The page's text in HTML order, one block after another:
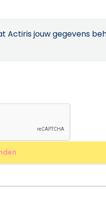
Actiris jouw gegevens